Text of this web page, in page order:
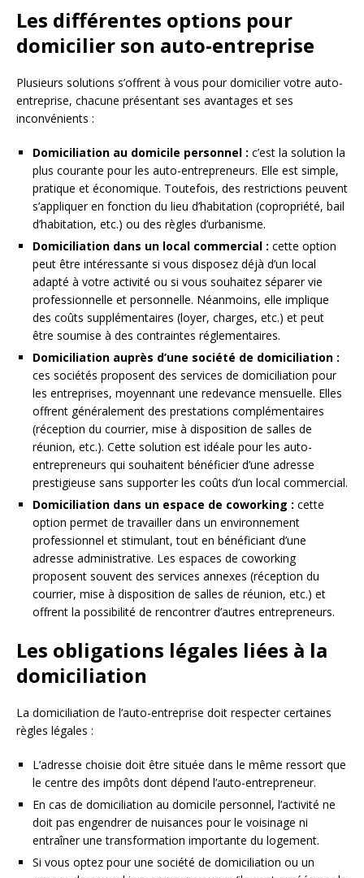
Les différentes options pour
domicilier son auto-entreprise
Plusieurs solutions s’offrent à vous pour domicilier votre auto-
entreprise, chacune présentant ses avantages et ses
inconvénients :
Domiciliation au domicile personnel : c’est la solution la
plus courante pour les auto-entrepreneurs. Elle est simple,
pratique et économique. Toutefois, des restrictions peuvent
s’appliquer en fonction du lieu d’habitation (copropriété, bail
d’habitation, etc.) ou des règles d’urbanisme.
Domiciliation dans un local commercial : cette option
peut être intéressante si vous disposez déjà d’un local
adapté à votre activité ou si vous souhaitez séparer vie
professionnelle et personnelle. Néanmoins, elle implique
des coûts supplémentaires (loyer, charges, etc.) et peut
être soumise à des contraintes réglementaires.
Domiciliation auprès d’une société de domiciliation :
ces sociétés proposent des services de domiciliation pour
les entreprises, moyennant une redevance mensuelle. Elles
offrent généralement des prestations complémentaires
(réception du courrier, mise à disposition de salles de
réunion, etc.). Cette solution est idéale pour les auto-
entrepreneurs qui souhaitent bénéficier d’une adresse
prestigieuse sans supporter les coûts d’un local commercial.
Domiciliation dans un espace de coworking : cette
option permet de travailler dans un environnement
professionnel et stimulant, tout en bénéficiant d’une
adresse administrative. Les espaces de coworking
proposent souvent des services annexes (réception du
courrier, mise à disposition de salles de réunion, etc.) et
offrent la possibilité de rencontrer d’autres entrepreneurs.
Les obligations légales liées à la
domiciliation
La domiciliation de l’auto-entreprise doit respecter certaines
règles légales :
L’adresse choisie doit être située dans le même ressort que
le centre des impôts dont dépend l’auto-entrepreneur.
En cas de domiciliation au domicile personnel, l’activité ne
doit pas engendrer de nuisances pour le voisinage ni
entraîner une transformation importante du logement.
Si vous optez pour une société de domiciliation ou un